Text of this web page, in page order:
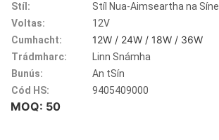
Stíl:
Stíl Nua-Aimseartha na Síne
Voltas:
12V
Cumhacht:
12W / 24W / 18W / 36W
Trádmharc:
Linn Snámha
Bunús:
An tSín
Cód HS:
9405409000
MOQ: 50